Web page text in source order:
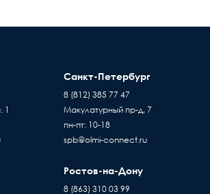
1
Санкт-Петербург
8 (812) 385 77 47
Макулатурный пр-д, 7
пн-пт: 10-18
spb@olmi-connect.ru
Ростов-на-Дону
8 (863) 310 03 99